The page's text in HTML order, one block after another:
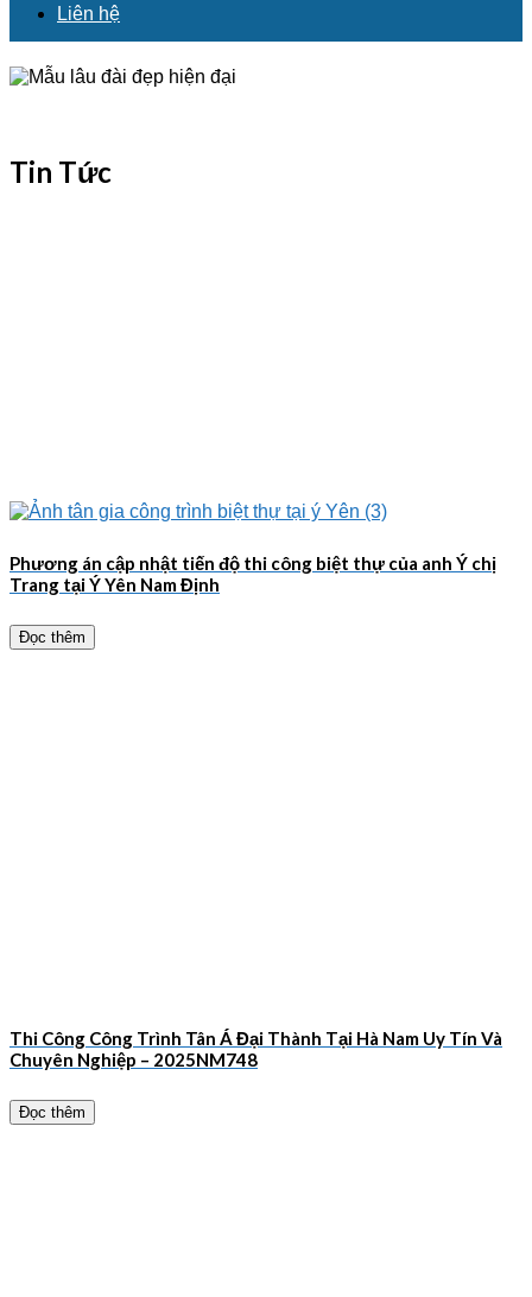
Liên hệ
Tin Tức
Phương án cập nhật tiến độ thi công biệt thự của anh Ý chị
Trang tại Ý Yên Nam Định
Đọc thêm
Thi Công Công Trình Tân Á Đại Thành Tại Hà Nam Uy Tín Và
Chuyên Nghiệp – 2025NM748
Đọc thêm